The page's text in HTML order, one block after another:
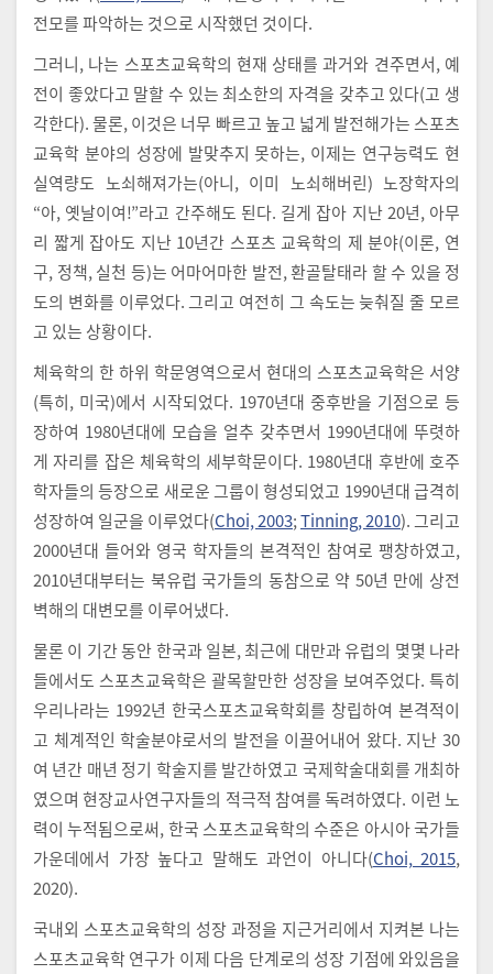
전모를 파악하는 것으로 시작했던 것이다.
그러니, 나는 스포츠교육학의 현재 상태를 과거와 견주면서, 예
전이 좋았다고 말할 수 있는 최소한의 자격을 갖추고 있다(고 생
각한다). 물론, 이것은 너무 빠르고 높고 넓게 발전해가는 스포츠
교육학 분야의 성장에 발맞추지 못하는, 이제는 연구능력도 현
실역량도 노쇠해져가는(아니, 이미 노쇠해버린) 노장학자의
“아, 옛날이여!”라고 간주해도 된다. 길게 잡아 지난 20년, 아무
리 짧게 잡아도 지난 10년간 스포츠 교육학의 제 분야(이론, 연
구, 정책, 실천 등)는 어마어마한 발전, 환골탈태라 할 수 있을 정
도의 변화를 이루었다. 그리고 여전히 그 속도는 늦춰질 줄 모르
고 있는 상황이다.
체육학의 한 하위 학문영역으로서 현대의 스포츠교육학은 서양
(특히, 미국)에서 시작되었다. 1970년대 중후반을 기점으로 등
장하여 1980년대에 모습을 얼추 갖추면서 1990년대에 뚜렷하
게 자리를 잡은 체육학의 세부학문이다. 1980년대 후반에 호주
학자들의 등장으로 새로운 그룹이 형성되었고 1990년대 급격히
성장하여 일군을 이루었다(Choi, 2003;Tinning, 2010). 그리고
2000년대 들어와 영국 학자들의 본격적인 참여로 팽창하였고,
2010년대부터는 북유럽 국가들의 동참으로 약 50년 만에 상전
벽해의 대변모를 이루어냈다.
물론 이 기간 동안 한국과 일본, 최근에 대만과 유럽의 몇몇 나라
들에서도 스포츠교육학은 괄목할만한 성장을 보여주었다. 특히
우리나라는 1992년 한국스포츠교육학회를 창립하여 본격적이
고 체계적인 학술분야로서의 발전을 이끌어내어 왔다. 지난 30
여 년간 매년 정기 학술지를 발간하였고 국제학술대회를 개최하
였으며 현장교사연구자들의 적극적 참여를 독려하였다. 이런 노
력이 누적됨으로써, 한국 스포츠교육학의 수준은 아시아 국가들
가운데에서 가장 높다고 말해도 과언이 아니다(Choi, 2015,
2020).
국내외 스포츠교육학의 성장 과정을 지근거리에서 지켜본 나는
스포츠교육학 연구가 이제 다음 단계로의 성장 기점에 와있음을